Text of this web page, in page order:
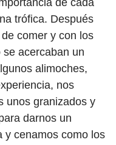
de cada
trófica. Después
comer y con los
acercaban un
alimoches,
nos
unos granizados y
darnos un
y cenamos como los